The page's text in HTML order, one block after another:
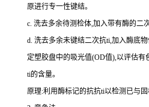
原进行专一性键结。
c. 洗去多余待测检体,加入带有酶的二
d. 洗去多余未键结二次抗ti,加入酶底
定塑胶盘中的吸光值(OD值),以评估有
ti的含量。
原理:利用酶标记的抗抗ti以检测已与